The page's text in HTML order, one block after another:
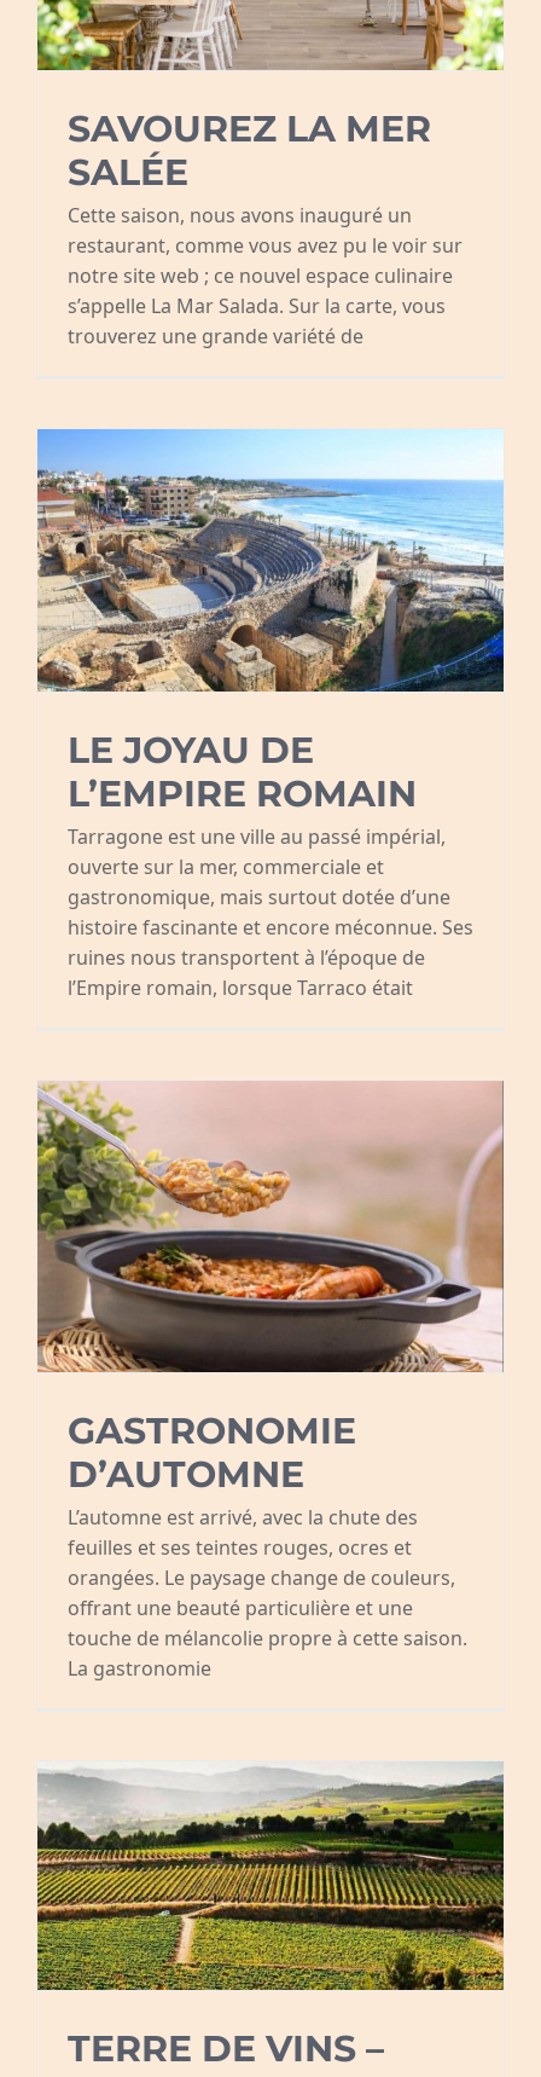
SAVOUREZ LA MER
SALÉE
Cette saison, nous avons inauguré un
restaurant, comme vous avez pu le voir sur
notre site web ; ce nouvel espace culinaire
s’appelle La Mar Salada. Sur la carte, vous
trouverez une grande variété de
LE JOYAU DE
L’EMPIRE ROMAIN
Tarragone est une ville au passé impérial,
ouverte sur la mer, commerciale et
gastronomique, mais surtout dotée d’une
histoire fascinante et encore méconnue. Ses
ruines nous transportent à l’époque de
l’Empire romain, lorsque Tarraco était
GASTRONOMIE
D’AUTOMNE
L’automne est arrivé, avec la chute des
feuilles et ses teintes rouges, ocres et
orangées. Le paysage change de couleurs,
offrant une beauté particulière et une
touche de mélancolie propre à cette saison.
La gastronomie
TERRE DE VINS –